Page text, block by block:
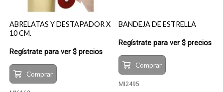
ABRELATAS Y DESTAPADOR X
10 CM.
Regístrate para ver $ precios
Comprar
BANDEJA DE ESTRELLA
Regístrate para ver $ precios
Comprar
MI2495